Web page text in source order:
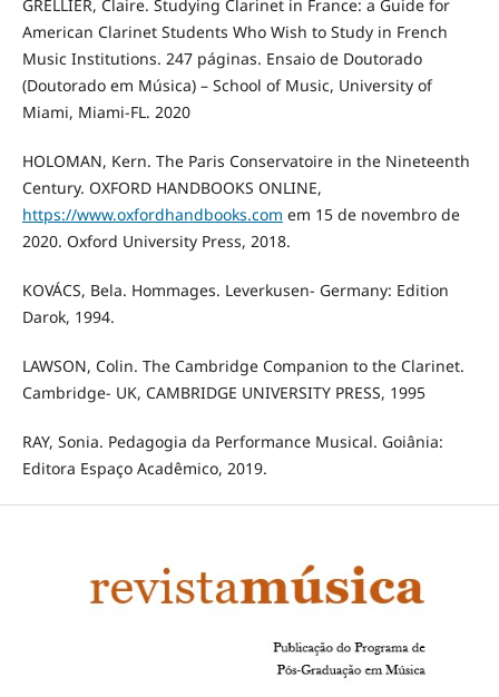
GRELLIER, Claire. Studying Clarinet in France: a Guide for
American Clarinet Students Who Wish to Study in French
Music Institutions. 247 páginas. Ensaio de Doutorado
(Doutorado em Música) – School of Music, University of
Miami, Miami-FL. 2020
HOLOMAN, Kern. The Paris Conservatoire in the Nineteenth
Century. OXFORD HANDBOOKS ONLINE,
https://www.oxfordhandbooks.com em 15 de novembro de
2020. Oxford University Press, 2018.
KOVÁCS, Bela. Hommages. Leverkusen- Germany: Edition
Darok, 1994.
LAWSON, Colin. The Cambridge Companion to the Clarinet.
Cambridge- UK, CAMBRIDGE UNIVERSITY PRESS, 1995
RAY, Sonia. Pedagogia da Performance Musical. Goiânia:
Editora Espaço Acadêmico, 2019.